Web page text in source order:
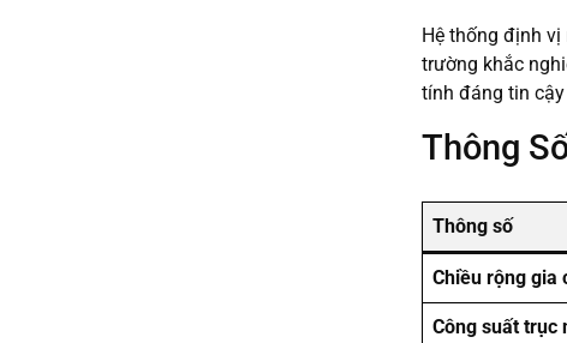
Hệ thống định
trường khắc
tính đáng tin
Thông
Thông số
Chiều rộng gia
Công suất trục